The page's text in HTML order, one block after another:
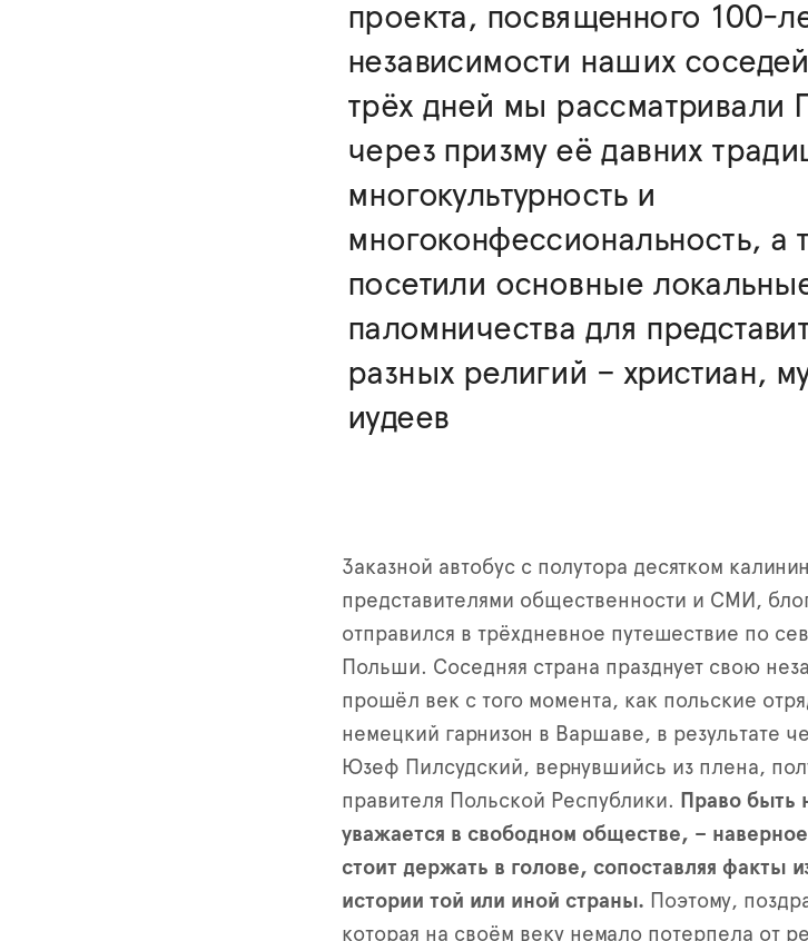
проекта, посвященного 100-
независимости наших
трёх дней мы рассматривали
через призму её давних
многокультурность и
многоконфессиональность, а
посетили основные
паломничества для
разных религий – христиан,
иудеев
Заказной автобус с полутора десятком
представителями общественности и СМИ,
отправился в трёхдневное путешествие по
Польши. Соседняя страна празднует свою
прошёл век с того момента, как польские
немецкий гарнизон в Варшаве, в результате
Юзеф Пилсудский, вернувшийсь из плена,
правителя Польской Республики. Право быть
уважается в свободном обществе, –
стоит держать в голове, сопоставляя факты
истории той или иной страны. Поэтому,
которая на своём веку немало потерпела от